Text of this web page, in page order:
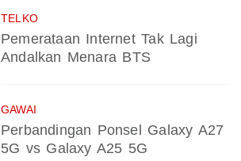
TELKO
Pemerataan Internet Tak Lagi
Andalkan Menara BTS
GAWAI
Perbandingan Ponsel Galaxy A27
5G vs Galaxy A25 5G